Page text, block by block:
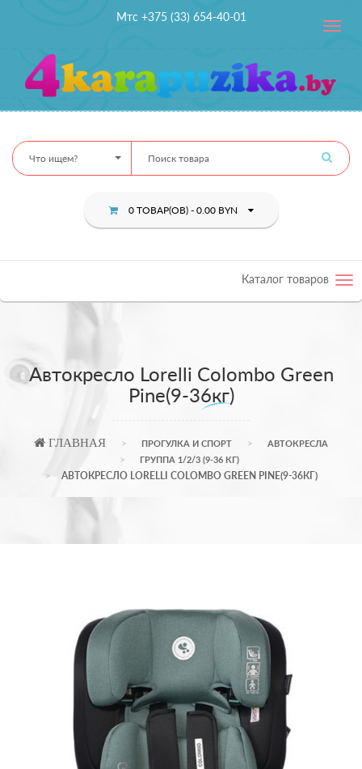
Мтс +375 (33) 654-40-01
Toggle
Что ищем?
0 ТОВАР(ОВ) - 0.00 BYN
Каталог товаров
Автокресло Lorelli Colombo Green
Pine(9-36кг)
ГЛАВНАЯ ПРОГУЛКА И СПОРТ
АВТОКРЕСЛА
ГРУППА 1/2/3 (9-36 КГ)
АВТОКРЕСЛО LORELLI COLOMBO GREEN PINE(9-36КГ)